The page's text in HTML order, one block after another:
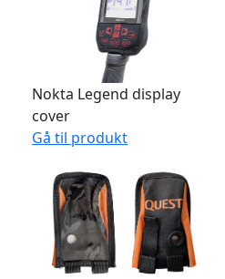
Nokta Legend display
cover
Gå til produkt